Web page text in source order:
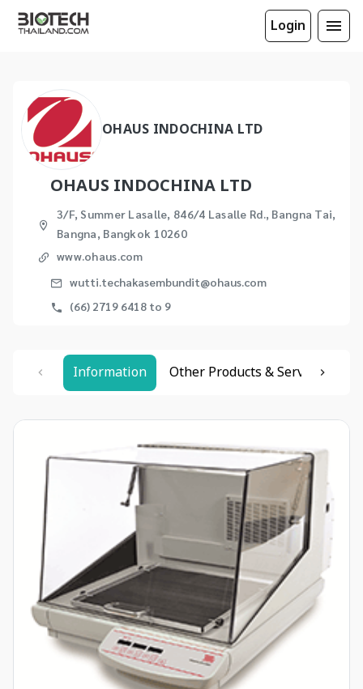
Login
OHAUS INDOCHINA LTD
OHAUS INDOCHINA LTD
3/F, Summer Lasalle, 846/4 Lasalle Rd., Bangna Tai,
Bangna, Bangkok 10260
www.ohaus.com
wutti.techakasembundit@ohaus.com
(66) 2719 6418 to 9
Information Other Products & Services